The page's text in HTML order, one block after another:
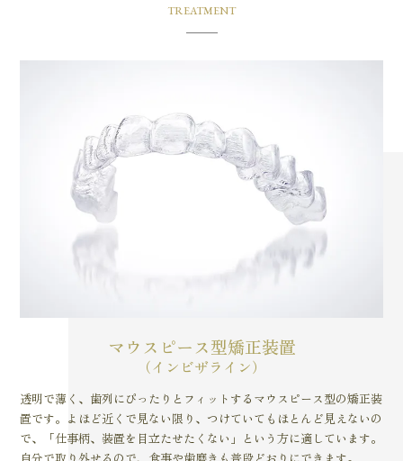
TREATMENT
マウスピース型矯正装置
（インビザライン）
透明で薄く、歯列にぴったりとフィットするマウスピース型の矯正装
置です。よほど近くで見ない限り、つけていてもほとんど見えないの
で、「仕事柄、装置を目立たせたくない」という方に適しています。
自分で取り外せるので、食事や歯磨きも普段どおりにできます。